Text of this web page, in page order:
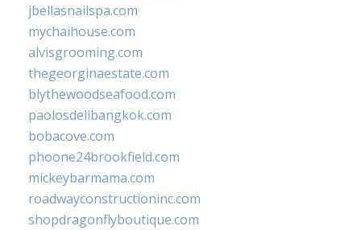
jbellasnailspa.com
mychaihouse.com
alvisgrooming.com
thegeorginaestate.com
blythewoodseafood.com
paolosdelibangkok.com
bobacove.com
phoone24brookfield.com
mickeybarmama.com
roadwayconstructioninc.com
shopdragonflyboutique.com